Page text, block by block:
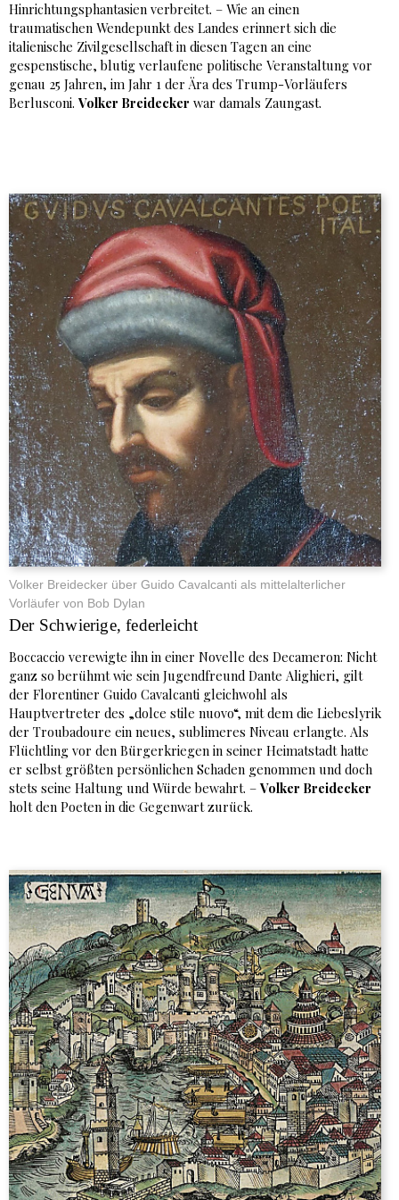
Hinrichtungsphantasien verbreitet. – Wie an einen
traumatischen Wendepunkt des Landes erinnert sich die
italienische Zivilgesellschaft in diesen Tagen an eine
gespenstische, blutig verlaufene politische Veranstaltung vor
genau 25 Jahren, im Jahr 1 der Ära des Trump-Vorläufers
Berlusconi. Volker Breidecker war damals Zaungast.
Volker Breidecker über Guido Cavalcanti als mittelalterlicher
Vorläufer von Bob Dylan
Der Schwierige, federleicht
Boccaccio verewigte ihn in einer Novelle des Decameron: Nicht
ganz so berühmt wie sein Jugendfreund Dante Alighieri, gilt
der Florentiner Guido Cavalcanti gleichwohl als
Hauptvertreter des „dolce stile nuovo“, mit dem die Liebeslyrik
der Troubadoure ein neues, sublimeres Niveau erlangte. Als
Flüchtling vor den Bürgerkriegen in seiner Heimatstadt hatte
er selbst größten persönlichen Schaden genommen und doch
stets seine Haltung und Würde bewahrt. – Volker Breidecker
holt den Poeten in die Gegenwart zurück.